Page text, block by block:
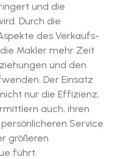
und die
Durch die
des Verkaufs-
Makler mehr Zeit
und den
Der Einsatz
nur die Effizienz,
auch, ihren
Service
größeren
führt.